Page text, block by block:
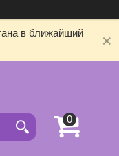
в ближайший